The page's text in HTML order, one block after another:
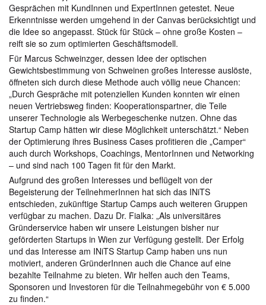
Gesprächen mit KundInnen und ExpertInnen getestet. Neue
Erkenntnisse werden umgehend in der Canvas berücksichtigt und
die Idee so angepasst. Stück für Stück – ohne große Kosten –
reift sie so zum optimierten Geschäftsmodell.
Für Marcus Schweinzger, dessen Idee der optischen
Gewichtsbestimmung von Schweinen großes Interesse auslöste,
öffneten sich durch diese Methode auch völlig neue Chancen:
„Durch Gespräche mit potenziellen Kunden konnten wir einen
neuen Vertriebsweg finden: Kooperationspartner, die Teile
unserer Technologie als Werbegeschenke nutzen. Ohne das
Startup Camp hätten wir diese Möglichkeit unterschätzt.“ Neben
der Optimierung ihres Business Cases profitieren die „Camper“
auch durch Workshops, Coachings, MentorInnen und Networking
– und sind nach 100 Tagen fit für den Markt.
Aufgrund des großen Interesses und beflügelt von der
Begeisterung der TeilnehmerInnen hat sich das INiTS
entschieden, zukünftige Startup Camps auch weiteren Gruppen
verfügbar zu machen. Dazu Dr. Fialka: „Als universitäres
Gründerservice haben wir unsere Leistungen bisher nur
geförderten Startups in Wien zur Verfügung gestellt. Der Erfolg
und das Interesse am INiTS Startup Camp haben uns nun
motiviert, anderen GründerInnen auch die Chance auf eine
bezahlte Teilnahme zu bieten. Wir helfen auch den Teams,
Sponsoren und Investoren für die Teilnahmegebühr von € 5.000
zu finden.“